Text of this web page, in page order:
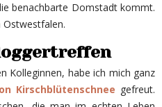
benachbarte Domstadt kommt.
Kolleginnen, habe ich mich ganz
Kirschblütenschnee gefreut.